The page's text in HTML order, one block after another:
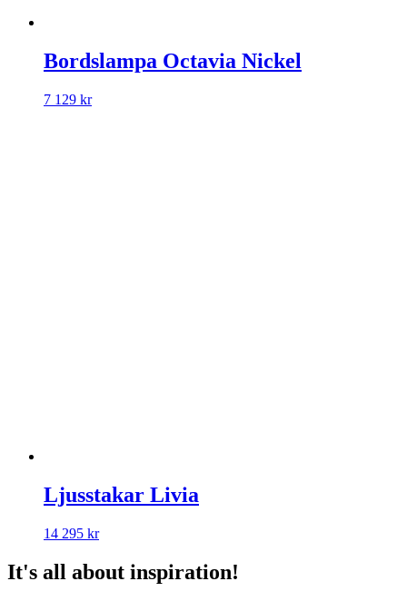
Bordslampa Octavia Nickel
7 129 kr
Ljusstakar Livia
14 295 kr
It's all about inspiration!